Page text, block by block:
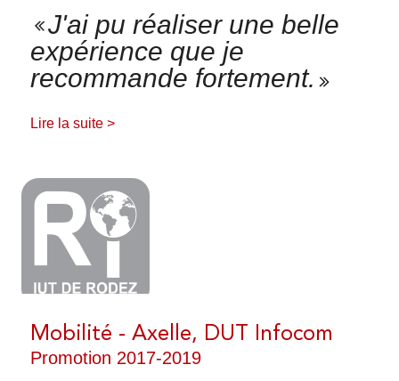
J'ai pu réaliser une belle
expérience que je
recommande fortement.
Lire la suite >
Mobilité - Axelle, DUT Infocom
Promotion 2017-2019